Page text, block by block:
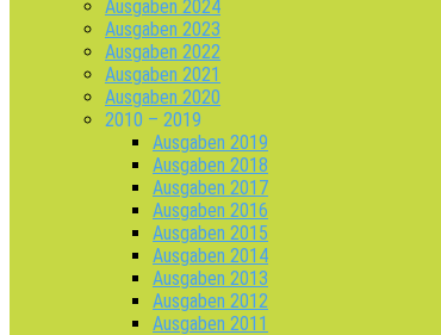
Ausgaben 2024
Ausgaben 2023
Ausgaben 2022
Ausgaben 2021
Ausgaben 2020
2010 – 2019
Ausgaben 2019
Ausgaben 2018
Ausgaben 2017
Ausgaben 2016
Ausgaben 2015
Ausgaben 2014
Ausgaben 2013
Ausgaben 2012
Ausgaben 2011